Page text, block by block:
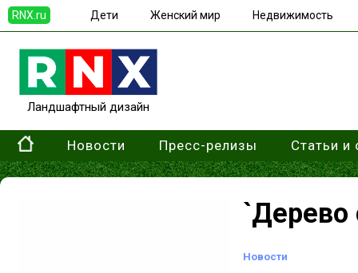
RNX.ru Дети Женский мир Недвижимость
Ландшафтный дизайн
Новости Пресс-релизы Статьи и
`Дерево
Новости